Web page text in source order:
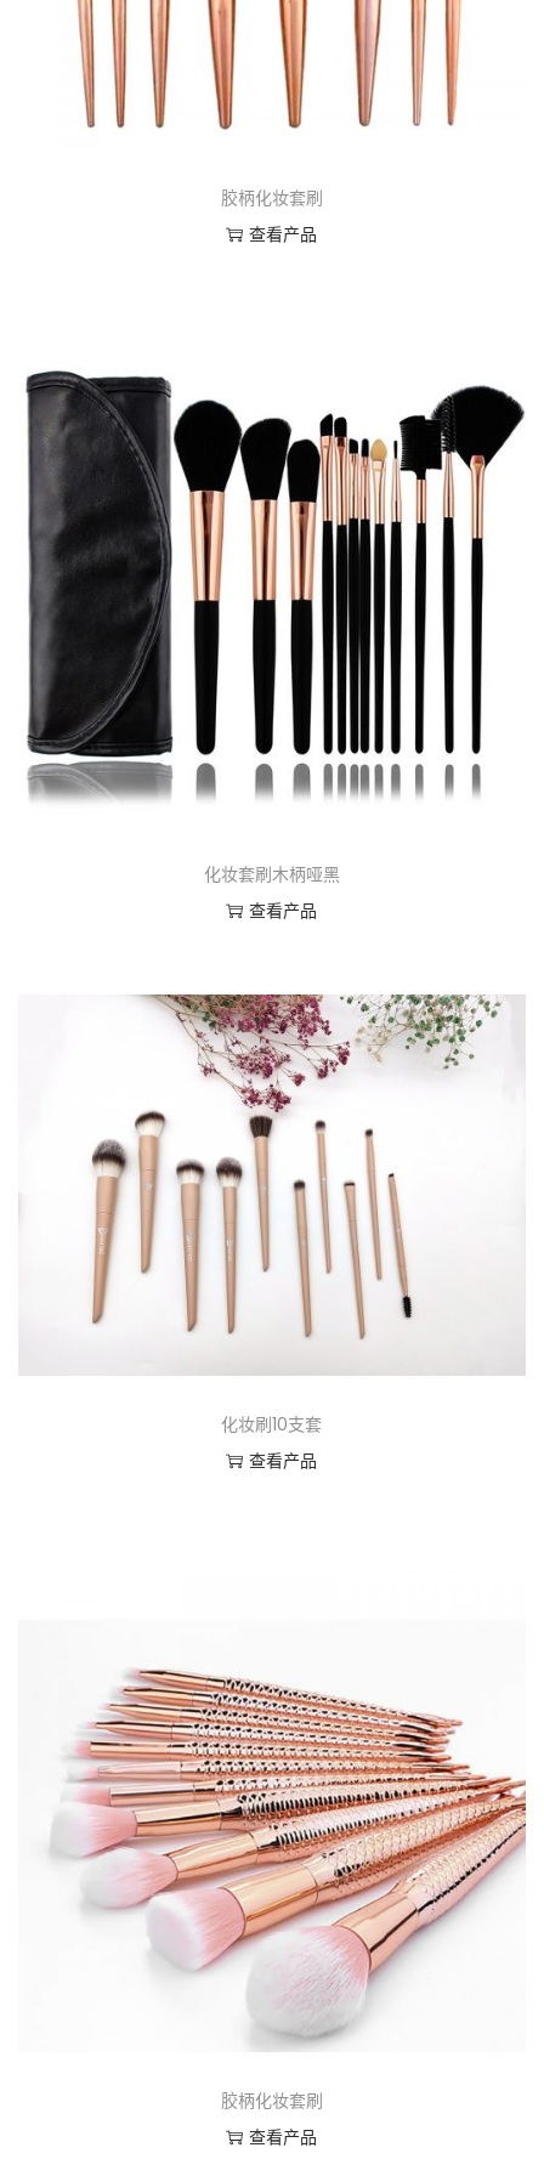
胶柄化妆套刷
查看产品
化妆套刷木柄哑黑
查看产品
化妆刷10支套
查看产品
胶柄化妆套刷
查看产品